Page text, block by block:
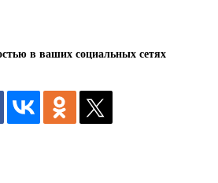
в ваших социальных сетях